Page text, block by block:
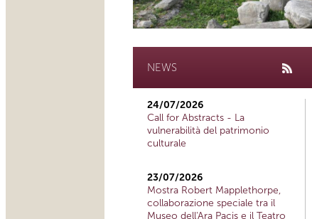
NEWS
24/07/2026
Call for Abstracts - La
vulnerabilità del patrimonio
culturale
23/07/2026
Mostra Robert Mapplethorpe,
collaborazione speciale tra il
Museo dell'Ara Pacis e il Teatro